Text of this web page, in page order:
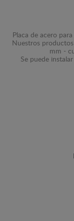
Placa de acero
Nuestros
mm -
Se puede